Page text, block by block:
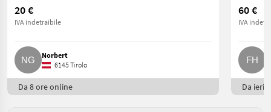
20 €
IVA indetraibile
Norbert
6145 Tirolo
Da 8 ore online
60 €
IVA
Da ieri